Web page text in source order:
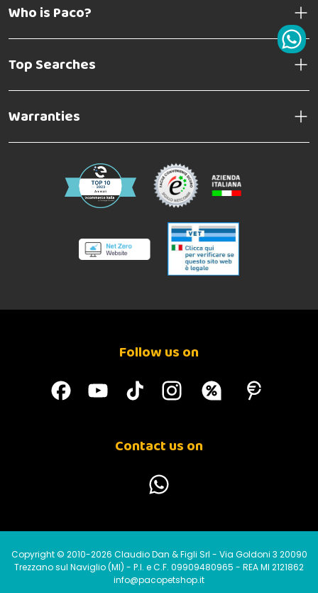
Who is Paco?
Top Searches
Warranties
Follow us on
Contact us on
Copyright © 2010-2026 Claudio Dan & Figli Srl - Via Goldoni 3 20090
Trezzano sul Naviglio (MI) - P.I. e C.F. 09909480965 - REA MI 2121862
info@pacopetshop.it